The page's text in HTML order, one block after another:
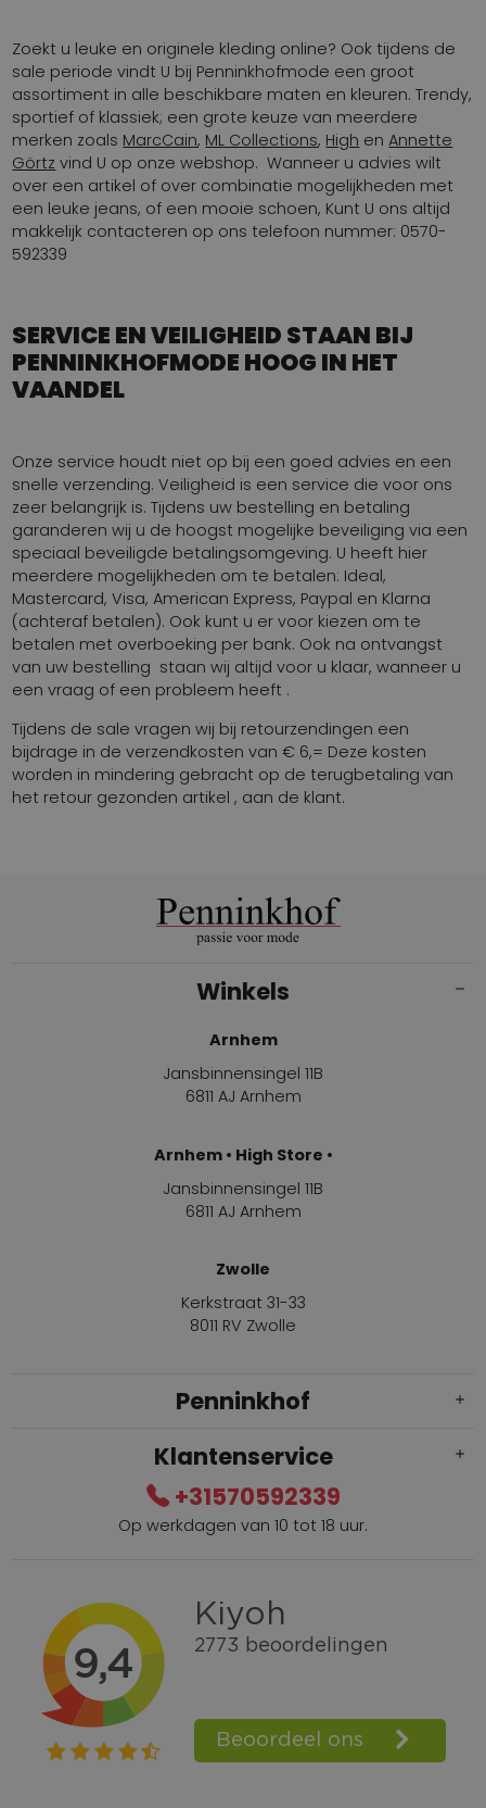
Zoekt u leuke en originele kleding online? Ook tijdens de
sale periode vindt U bij Penninkhofmode een groot
assortiment in alle beschikbare maten en kleuren. Trendy,
sportief of klassiek; een grote keuze van meerdere
merken zoals MarcCain, ML Collections, High enAnnette
Görtz vind U op onze webshop. Wanneer u advies wilt
over een artikel of over combinatie mogelijkheden met
een leuke jeans, of een mooie schoen, Kunt U ons altijd
makkelijk contacteren op ons telefoon nummer: 0570-
592339
SERVICE EN VEILIGHEID STAAN BIJ
PENNINKHOFMODE HOOG IN HET
VAANDEL
Onze service houdt niet op bij een goed advies en een
snelle verzending. Veiligheid is een service die voor ons
zeer belangrijk is. Tijdens uw bestelling en betaling
garanderen wij u de hoogst mogelijke beveiliging via een
speciaal beveiligde betalingsomgeving. U heeft hier
meerdere mogelijkheden om te betalen: Ideal,
Mastercard, Visa, American Express, Paypal en Klarna
(achteraf betalen). Ook kunt u er voor kiezen om te
betalen met overboeking per bank. Ook na ontvangst
van uw bestelling staan wij altijd voor u klaar, wanneer u
een vraag of een probleem heeft .
Tijdens de sale vragen wij bij retourzendingen een
bijdrage in de verzendkosten van € 6,= Deze kosten
worden in mindering gebracht op de terugbetaling van
het retour gezonden artikel , aan de klant.
Winkels
Arnhem
Jansbinnensingel 11B
6811 AJ Arnhem
Arnhem • High Store •
Jansbinnensingel 11B
6811 AJ Arnhem
Zwolle
Kerkstraat 31-33
8011 RV Zwolle
Penninkhof
Gratis verzending vanaf € 100,=
Bel +31570592339
Spaarpunten
Shop the Look
Telefonisch bestellen ook mogelijk
Klantenservice
+31570592339
Op werkdagen van 10 tot 18 uur.